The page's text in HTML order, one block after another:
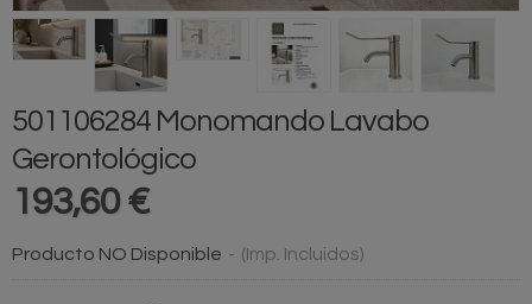
501106284 Monomando Lavabo
Gerontológico
193,60 €
Producto NO Disponible - (Imp. Incluidos)